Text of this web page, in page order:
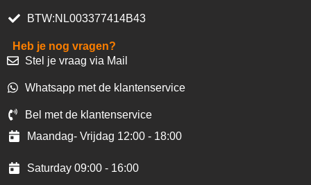
BTW:NL003377414B43
Heb je nog vragen?
Stel je vraag via Mail
Whatsapp met de klantenservice
Bel met de klantenservice
Maandag- Vrijdag 12:00 - 18:00
Saturday 09:00 - 16:00